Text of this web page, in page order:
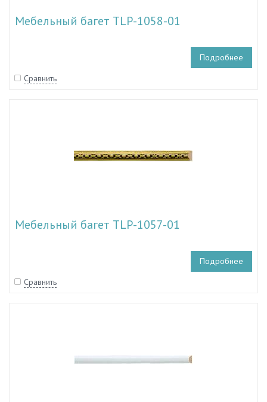
Мебельный багет TLP-1058-01
Подробнее
Сравнить
Мебельный багет TLP-1057-01
Подробнее
Сравнить